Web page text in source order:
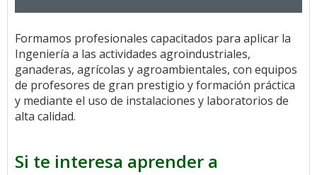
Formamos profesionales capacitados para aplicar la
Ingeniería a las actividades agroindustriales,
ganaderas, agrícolas y agroambientales, con equipos
de profesores de gran prestigio y formación práctica
y mediante el uso de instalaciones y laboratorios de
alta calidad.
Si te interesa aprender a